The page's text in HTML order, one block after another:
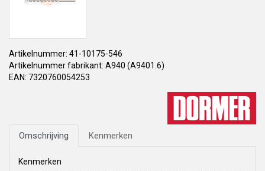
Artikelnummer: 41-10175-546
Artikelnummer fabrikant: A940 (A9401.6)
EAN: 7320760054253
Omschrijving Kenmerken
Kenmerken